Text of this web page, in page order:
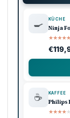
🍳 KÜCHE
Ninja
★★★★★
☕ KAFFEE
Philips
★★★★★